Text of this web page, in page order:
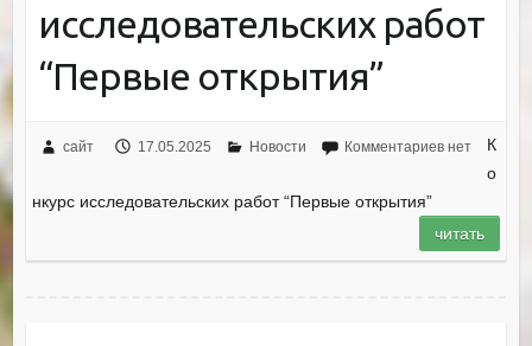
исследовательских работ
“Первые открытия”
сайт 17.05.2025 Новости Комментариев нет
К
о
нкурс исследовательских работ “Первые открытия”
читать